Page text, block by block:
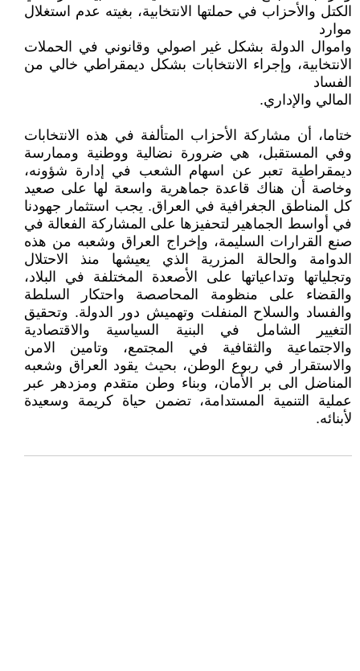
الكتل والأحزاب في حملتها الانتخابية، بغيته عدم استغلال
موارد
واموال الدولة بشكل غير اصولي وقانوني في الحملات
الانتخابية، وإجراء الانتخابات بشكل ديمقراطي خالي من
الفساد
المالي والإداري.
ختاما، أن مشاركة الأحزاب المتألفة في هذه الانتخابات
وفي المستقبل، هي ضرورة نضالية ووطنية وممارسة
ديمقراطية تعبر عن اسهام الشعب في إدارة شؤونه،
وخاصة أن هناك قاعدة جماهرية واسعة لها على صعيد
كل المناطق الجغرافية في العراق. يجب استثمار جهودنا
في أواسط الجماهير لتحفيزها على المشاركة الفعالة في
صنع القرارات السليمة، وإخراج العراق وشعبه من هذه
الدوامة والحالة المزرية الذي يعيشها منذ الاحتلال
وتجلياتها وتداعياتها على الأصعدة المختلفة في البلاد،
والقضاء على منظومة المحاصصة واحتكار السلطة
والفساد والسلاح المنفلت وتهميش دور الدولة. وتحقيق
التغيير الشامل في البنية السياسية والاقتصادية
والاجتماعية والثقافية في المجتمع، وتامين الامن
والاستقرار في ربوع الوطن، بحيث يقود العراق وشعبه
المناضل الى بر الأمان، وبناء وطن متقدم ومزدهر عبر
عملية التنمية المستدامة، تضمن حياة كريمة وسعيدة
لأبنائه.